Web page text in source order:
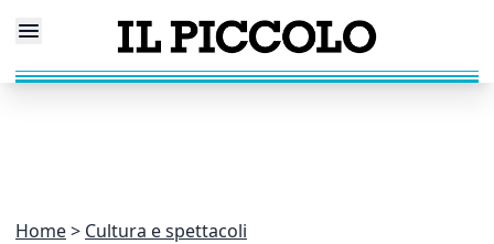
Home Cultura e spettacoli